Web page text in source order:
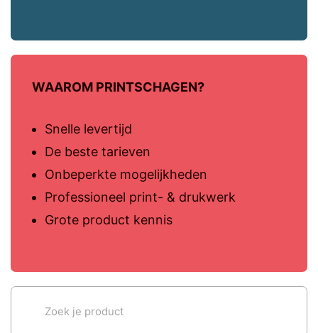
WAAROM PRINTSCHAGEN?
Snelle levertijd
De beste tarieven
Onbeperkte mogelijkheden
Professioneel print- & drukwerk
Grote product kennis